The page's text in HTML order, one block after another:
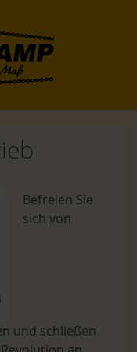
Befreien Sie
sich von
und schließen